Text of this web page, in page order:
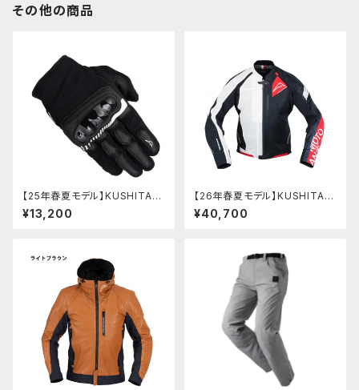
その他の商品
【25年春夏モデル】KUSHITANI
K-5372 コンクルージョンエア
ーグローブ
¥13,200
【26年春夏モデル】KUSHITANI
K-2454 エアーコンテンドジャ
ケット
¥40,700